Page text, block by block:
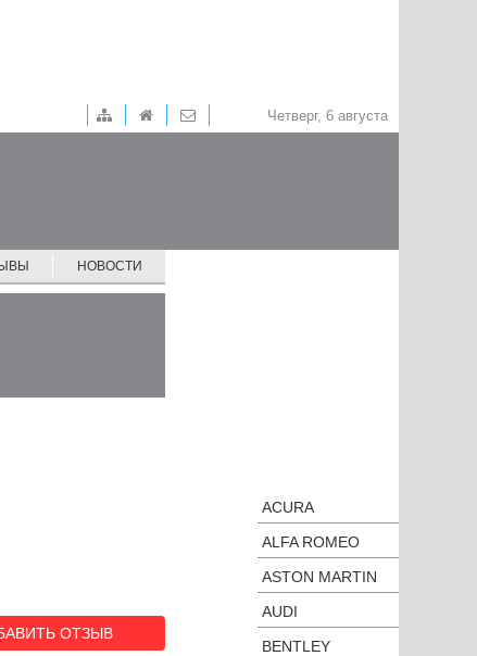
Четверг, 6 августа
НОВОСТИ
ОТЗЫВ
ACURA
ALFA ROMEO
ASTON MARTIN
AUDI
BENTLEY